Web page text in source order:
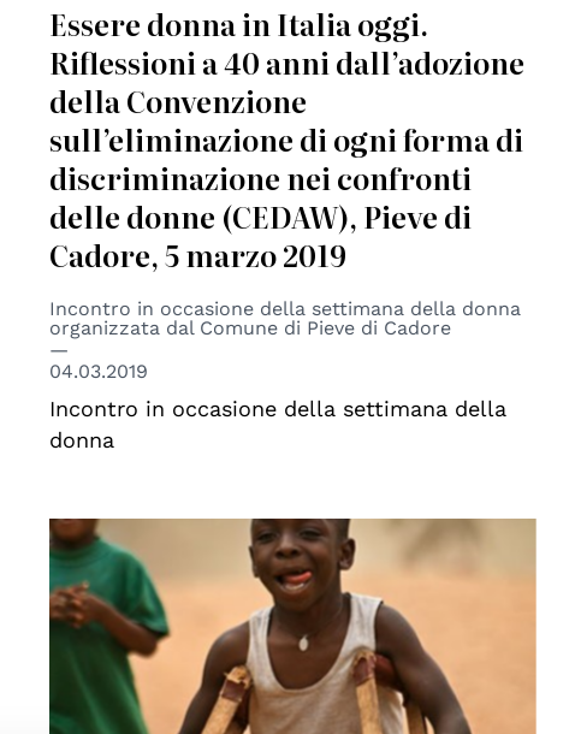
Essere donna in Italia oggi.
Riflessioni a 40 anni dall’adozione
della Convenzione
sull’eliminazione di ogni forma di
discriminazione nei confronti
delle donne (CEDAW), Pieve di
Cadore, 5 marzo 2019
Incontro in occasione della settimana della donna
organizzata dal Comune di Pieve di Cadore
04.03.2019
Incontro in occasione della settimana della
donna
© CBM Italia onlus